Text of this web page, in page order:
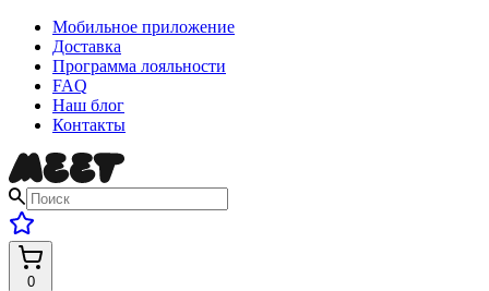
Мобильное приложение
Доставка
Программа лояльности
FAQ
Наш блог
Контакты
0